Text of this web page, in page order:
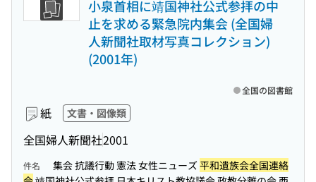
小泉首相に靖国神社公式参拝の中
止を求める緊急院内集会 (全国婦
人新聞社取材写真コレクション)
(2001年)
紙 文書・図像類
全国婦人新聞社2001
全国の図書館
件名 集会 抗議行動 憲法 女性ニューズ平和遺族会全国連絡